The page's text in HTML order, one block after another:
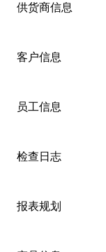
供货商信息
客户信息
员工信息
检查日志
报表规划